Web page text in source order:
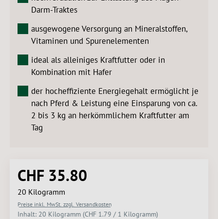
Darm-Traktes
ausgewogene Versorgung an Mineralstoffen,
Vitaminen und Spurenelementen
ideal als alleiniges Kraftfutter oder in
Kombination mit Hafer
der hocheffiziente Energiegehalt ermöglicht je
nach Pferd & Leistung eine Einsparung von ca.
2 bis 3 kg an herkömmlichem Kraftfutter am
Tag
Regulärer Preis:
CHF 35.80
20 Kilogramm
Preise inkl. MwSt. zzgl. Versandkosten
Inhalt: 20 Kilogramm (CHF 1.79 / 1 Kilogramm)